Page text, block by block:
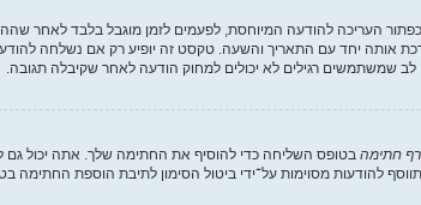
העריכה להודעה המיוחסת, לפעמים לזמן מוגבל בלבד לאחר
יחד עם התאריך והשעה. טקסט זה יופיע רק אם נשלחה
שמשתמשים רגילים לא יכולים למחוק הודעה לאחר שקיבלה תגובה.
חתימה בטופס השליחה כדי להוסיף את החתימה שלך. אתה יכול גם
להודעות מסוימות על־ידי ביטול הסימון לתיבת הוספת החתימה